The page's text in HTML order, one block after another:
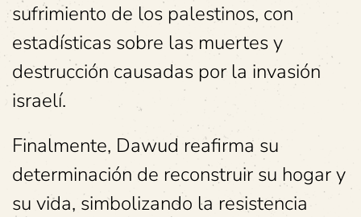
sufrimiento de los palestinos, con
estadísticas sobre las muertes y
destrucción causadas por la invasión
israelí.
Finalmente, Dawud reafirma su
determinación de reconstruir su hogar y
su vida, simbolizando la resistencia